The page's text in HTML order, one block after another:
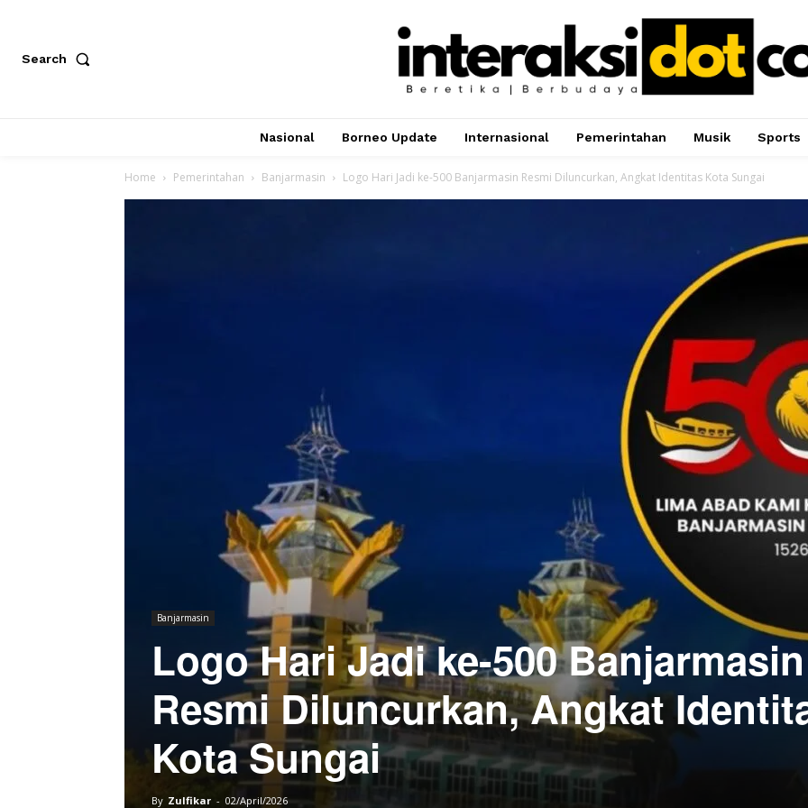
Search
Nasional Borneo Update Internasional Pemerintahan Musik Sports
Home Pemerintahan Banjarmasin Logo Hari Jadi ke-500 Banjarmasin Resmi Diluncurkan, Angkat Identitas Kota Sungai
Banjarmasin
Logo Hari Jadi ke-500 Banjarmasin
Resmi Diluncurkan, Angkat
Kota Sungai
By Zulfikar - 02/April/2026